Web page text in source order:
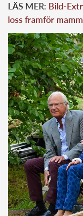
LÄS MER: Bild-
loss framför